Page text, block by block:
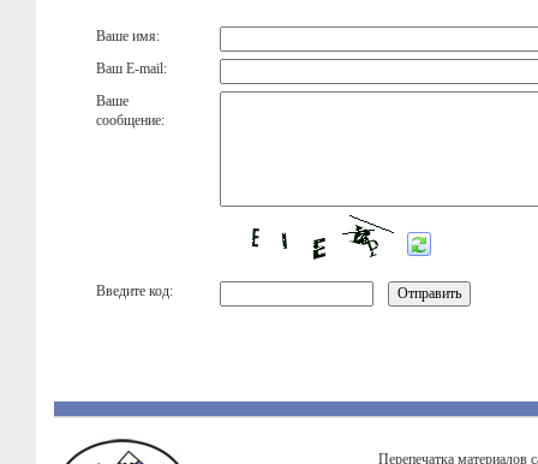
Ваше имя:
Ваш E-mail:
Ваше
сообщение:
Введите код:
Перепечатка материалов